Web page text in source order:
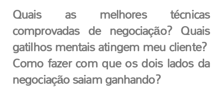
Quais as melhores técnicas
comprovadas de negociação? Quais
gatilhos mentais atingem meu cliente?
Como fazer com que os dois lados da
negociação saiam ganhando?